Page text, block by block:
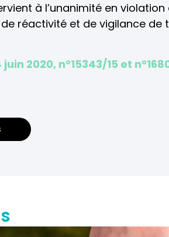
à l’unanimité en violation
de réactivité et de vigilance de
juin 2020, n°15343/15 et